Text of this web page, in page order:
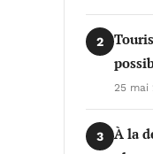
2
25 mai
3
À la